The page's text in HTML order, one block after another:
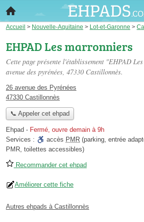
Accueil > Nouvelle-Aquitaine > Lot-et-Garonne >
EHPAD Les marronniers
Cette page présente l'établissement "EHPAD
avenue des pyrénées, 47330 Castillonnès.
26 avenue des Pyrénées
47330 Castillonnès
📞 Appeler cet ehpad
Ehpad - Fermé, ouvre demain à 9h
Services :
accès PMR (parking, entrée
PMR, toilettes accessibles)
Recommander cet ehpad
Améliorer cette fiche
Autres ehpads à Castillonnès